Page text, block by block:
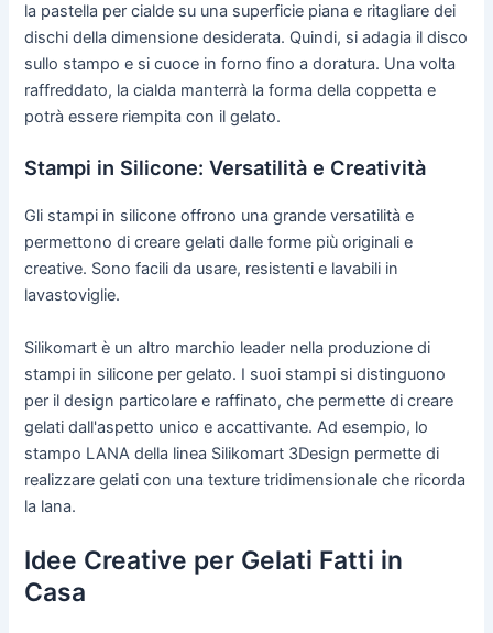
la pastella per cialde su una superficie piana e ritagliare dei
dischi della dimensione desiderata. Quindi, si adagia il disco
sullo stampo e si cuoce in forno fino a doratura. Una volta
raffreddato, la cialda manterrà la forma della coppetta e
potrà essere riempita con il gelato.
Stampi in Silicone: Versatilità e Creatività
Gli stampi in silicone offrono una grande versatilità e
permettono di creare gelati dalle forme più originali e
creative. Sono facili da usare, resistenti e lavabili in
lavastoviglie.
Silikomart è un altro marchio leader nella produzione di
stampi in silicone per gelato. I suoi stampi si distinguono
per il design particolare e raffinato, che permette di creare
gelati dall'aspetto unico e accattivante. Ad esempio, lo
stampo LANA della linea Silikomart 3Design permette di
realizzare gelati con una texture tridimensionale che ricorda
la lana.
Idee Creative per Gelati Fatti in
Casa